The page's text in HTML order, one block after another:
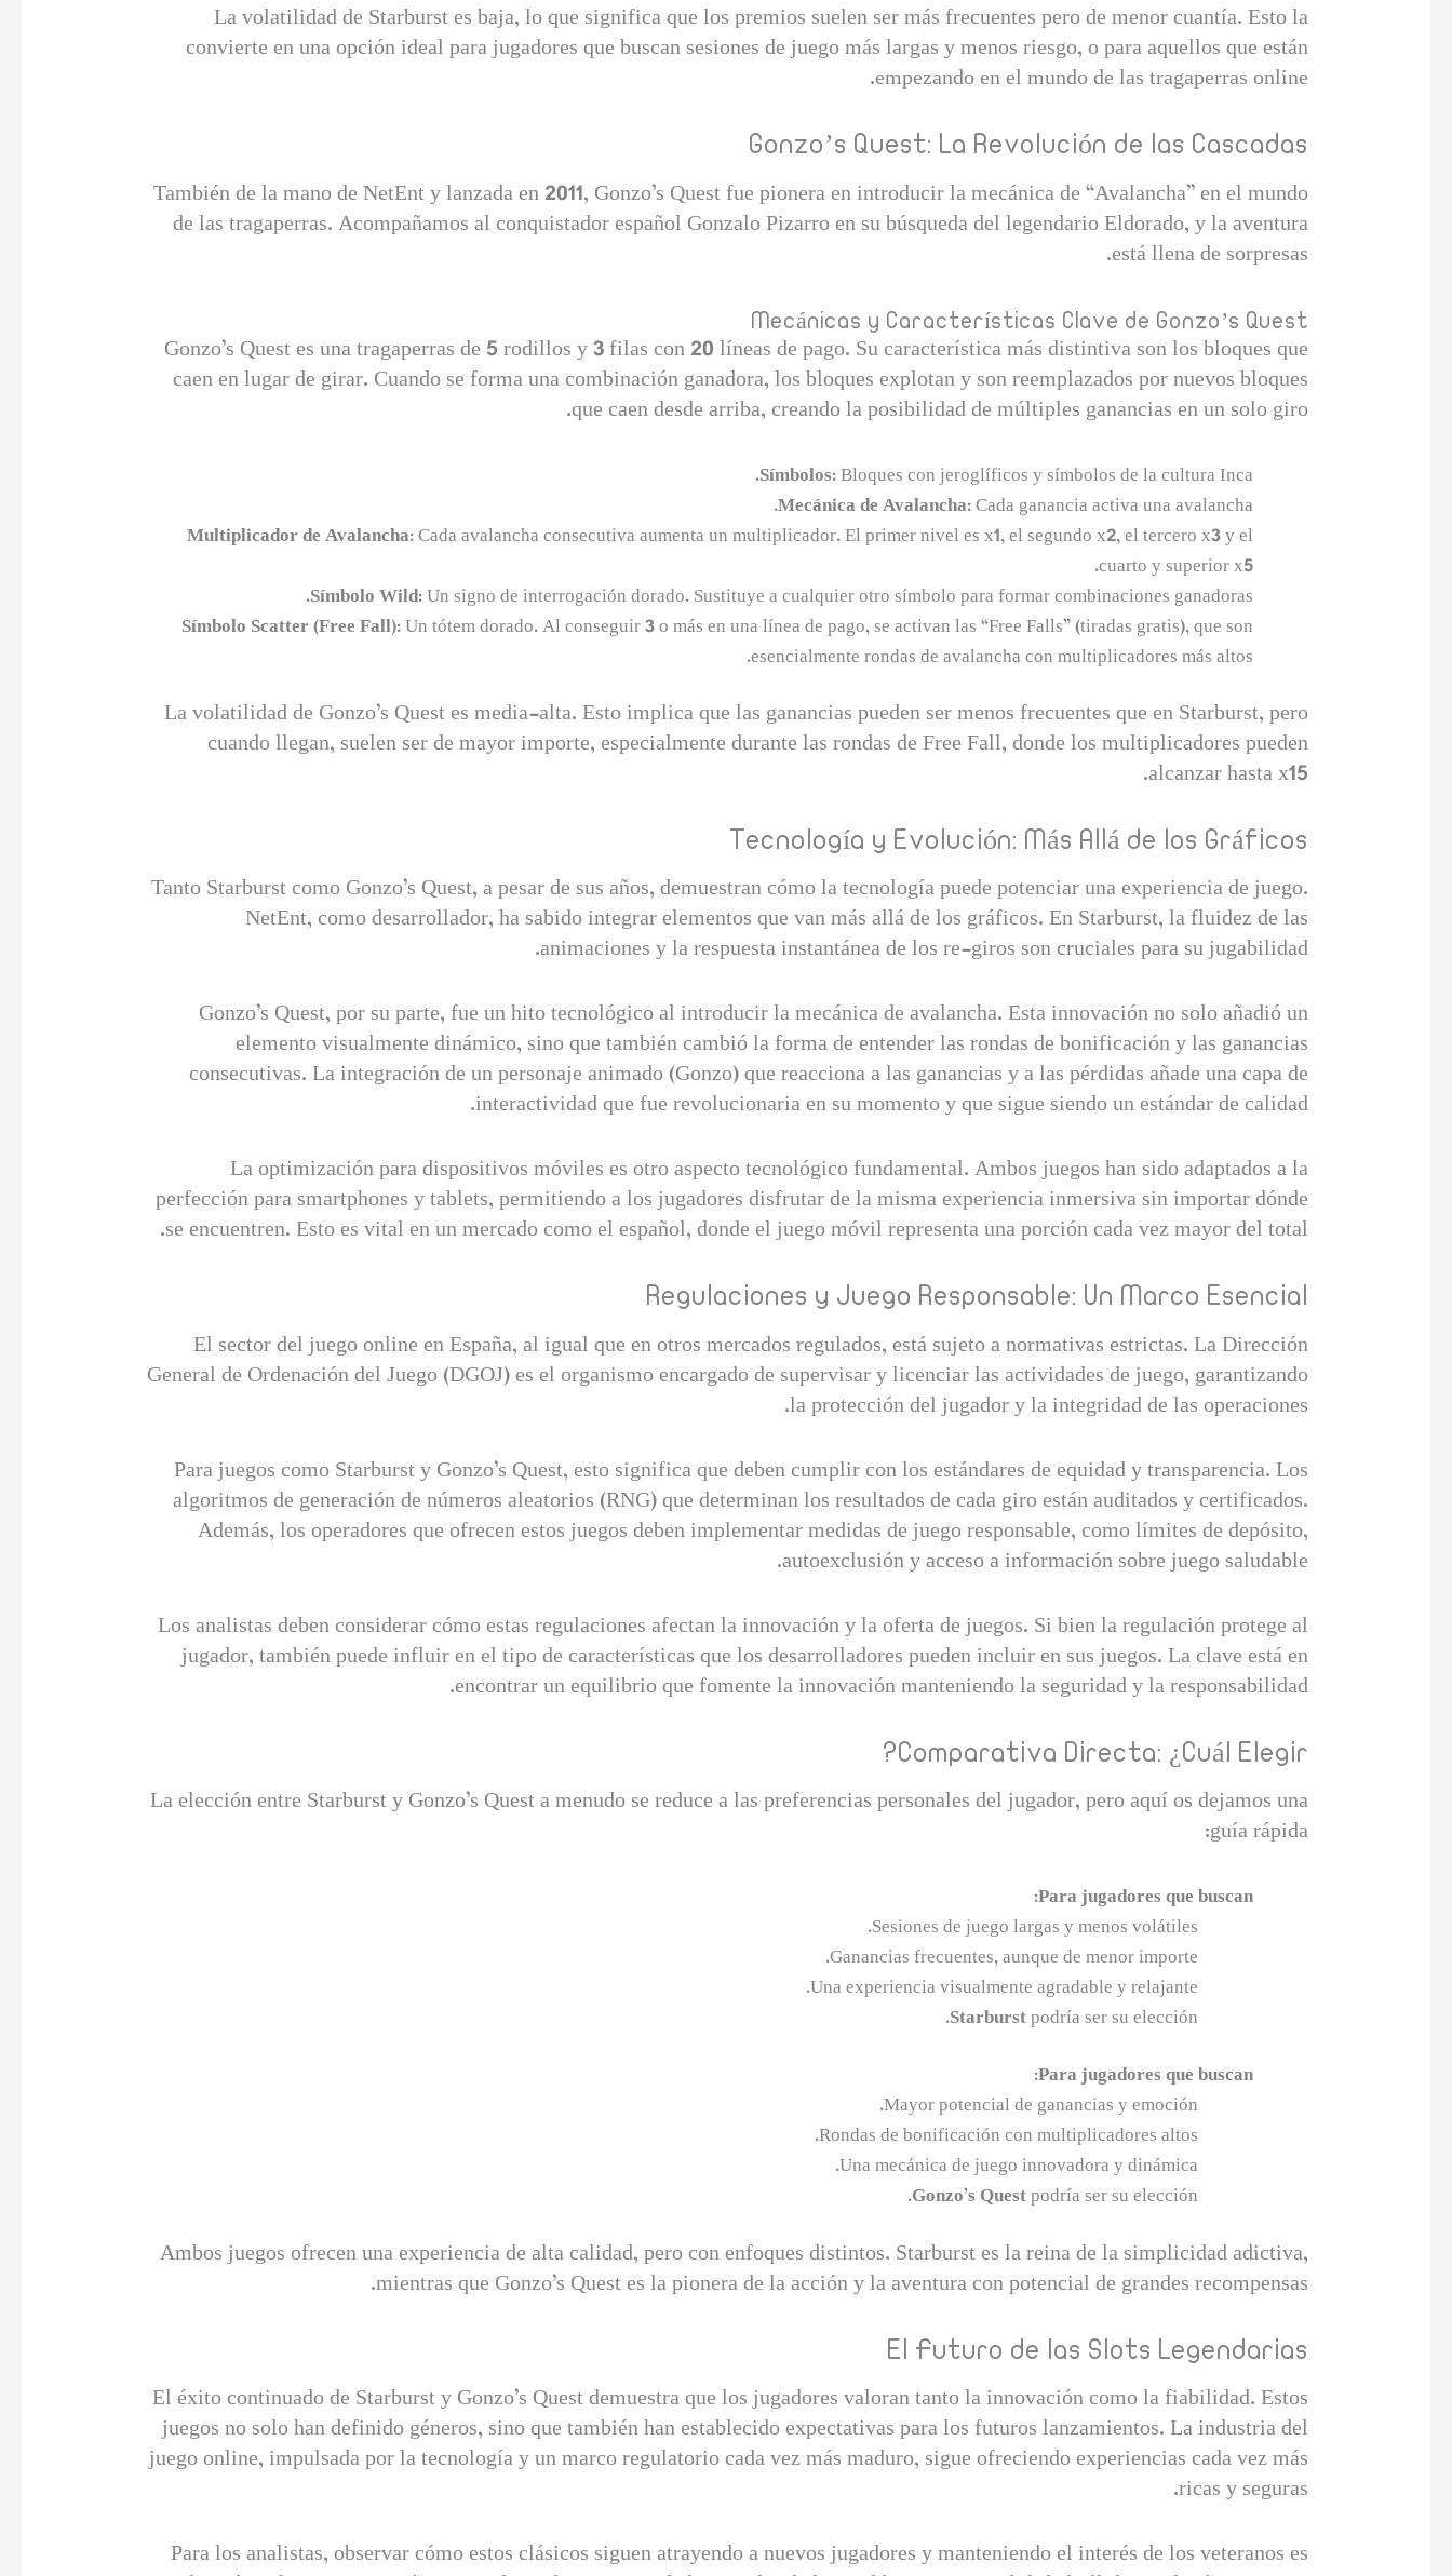
La volatilidad de Starburst es baja, lo que significa que los premios suelen ser más frecuentes pero de menor cuantía. Esto la
convierte en una opción ideal para jugadores que buscan sesiones de juego más largas y menos riesgo, o para aquellos que están
empezando en el mundo de las tragaperras online.
Gonzo’s Quest: La Revolución de las Cascadas
También de la mano de NetEnt y lanzada en 2011, Gonzo’s Quest fue pionera en introducir la mecánica de “Avalancha” en el mundo
de las tragaperras. Acompañamos al conquistador español Gonzalo Pizarro en su búsqueda del legendario Eldorado, y la aventura
está llena de sorpresas.
Mecánicas y Características Clave de Gonzo’s Quest
Gonzo’s Quest es una tragaperras de 5 rodillos y 3 filas con 20 líneas de pago. Su característica más distintiva son los bloques que
caen en lugar de girar. Cuando se forma una combinación ganadora, los bloques explotan y son reemplazados por nuevos bloques
que caen desde arriba, creando la posibilidad de múltiples ganancias en un solo giro.
Símbolos:Bloques con jeroglíficos y símbolos de la cultura Inca.
Mecánica de Avalancha:Cada ganancia activa una avalancha.
Multiplicador de Avalancha:Cada avalancha consecutiva aumenta un multiplicador. El primer nivel es x1, el segundo x2, el tercero x3 y el
cuarto y superior x5.
Símbolo Wild:Un signo de interrogación dorado. Sustituye a cualquier otro símbolo para formar combinaciones ganadoras.
Símbolo Scatter (Free Fall):Un tótem dorado. Al conseguir 3 o más en una línea de pago, se activan las “Free Falls” (tiradas gratis), que son
esencialmente rondas de avalancha con multiplicadores más altos.
La volatilidad de Gonzo’s Quest es media-alta. Esto implica que las ganancias pueden ser menos frecuentes que en Starburst, pero
cuando llegan, suelen ser de mayor importe, especialmente durante las rondas de Free Fall, donde los multiplicadores pueden
alcanzar hasta x15.
Tecnología y Evolución: Más Allá de los Gráficos
Tanto Starburst como Gonzo’s Quest, a pesar de sus años, demuestran cómo la tecnología puede potenciar una experiencia de juego.
NetEnt, como desarrollador, ha sabido integrar elementos que van más allá de los gráficos. En Starburst, la fluidez de las
animaciones y la respuesta instantánea de los re-giros son cruciales para su jugabilidad.
Gonzo’s Quest, por su parte, fue un hito tecnológico al introducir la mecánica de avalancha. Esta innovación no solo añadió un
elemento visualmente dinámico, sino que también cambió la forma de entender las rondas de bonificación y las ganancias
consecutivas. La integración de un personaje animado (Gonzo) que reacciona a las ganancias y a las pérdidas añade una capa de
interactividad que fue revolucionaria en su momento y que sigue siendo un estándar de calidad.
La optimización para dispositivos móviles es otro aspecto tecnológico fundamental. Ambos juegos han sido adaptados a la
perfección para smartphones y tablets, permitiendo a los jugadores disfrutar de la misma experiencia inmersiva sin importar dónde
se encuentren. Esto es vital en un mercado como el español, donde el juego móvil representa una porción cada vez mayor del total.
Regulaciones y Juego Responsable: Un Marco Esencial
El sector del juego online en España, al igual que en otros mercados regulados, está sujeto a normativas estrictas. La Dirección
General de Ordenación del Juego (DGOJ) es el organismo encargado de supervisar y licenciar las actividades de juego, garantizando
la protección del jugador y la integridad de las operaciones.
Para juegos como Starburst y Gonzo’s Quest, esto significa que deben cumplir con los estándares de equidad y transparencia. Los
algoritmos de generación de números aleatorios (RNG) que determinan los resultados de cada giro están auditados y certificados.
Además, los operadores que ofrecen estos juegos deben implementar medidas de juego responsable, como límites de depósito,
autoexclusión y acceso a información sobre juego saludable.
Los analistas deben considerar cómo estas regulaciones afectan la innovación y la oferta de juegos. Si bien la regulación protege al
jugador, también puede influir en el tipo de características que los desarrolladores pueden incluir en sus juegos. La clave está en
encontrar un equilibrio que fomente la innovación manteniendo la seguridad y la responsabilidad.
Comparativa Directa: ¿Cuál Elegir?
La elección entre Starburst y Gonzo’s Quest a menudo se reduce a las preferencias personales del jugador, pero aquí os dejamos una
guía rápida:
Para jugadores que buscan:
Sesiones de juego largas y menos volátiles.
Ganancias frecuentes, aunque de menor importe.
Una experiencia visualmente agradable y relajante.
Starburstpodría ser su elección.
Para jugadores que buscan:
Mayor potencial de ganancias y emoción.
Rondas de bonificación con multiplicadores altos.
Una mecánica de juego innovadora y dinámica.
Gonzo’s Questpodría ser su elección.
Ambos juegos ofrecen una experiencia de alta calidad, pero con enfoques distintos. Starburst es la reina de la simplicidad adictiva,
mientras que Gonzo’s Quest es la pionera de la acción y la aventura con potencial de grandes recompensas.
El Futuro de las Slots Legendarias
El éxito continuado de Starburst y Gonzo’s Quest demuestra que los jugadores valoran tanto la innovación como la fiabilidad. Estos
juegos no solo han definido géneros, sino que también han establecido expectativas para los futuros lanzamientos. La industria del
juego online, impulsada por la tecnología y un marco regulatorio cada vez más maduro, sigue ofreciendo experiencias cada vez más
ricas y seguras.
Para los analistas, observar cómo estos clásicos siguen atrayendo a nuevos jugadores y manteniendo el interés de los veteranos es